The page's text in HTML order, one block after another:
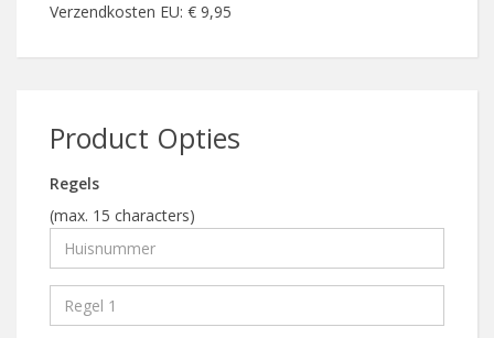
Verzendkosten EU: € 9,95
Product Opties
Regels
(max. 15 characters)